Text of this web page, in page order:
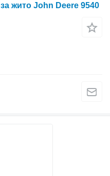
жито John Deere 9540